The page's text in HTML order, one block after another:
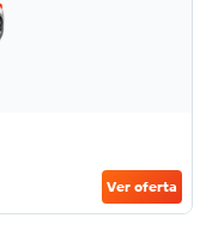
Ver oferta